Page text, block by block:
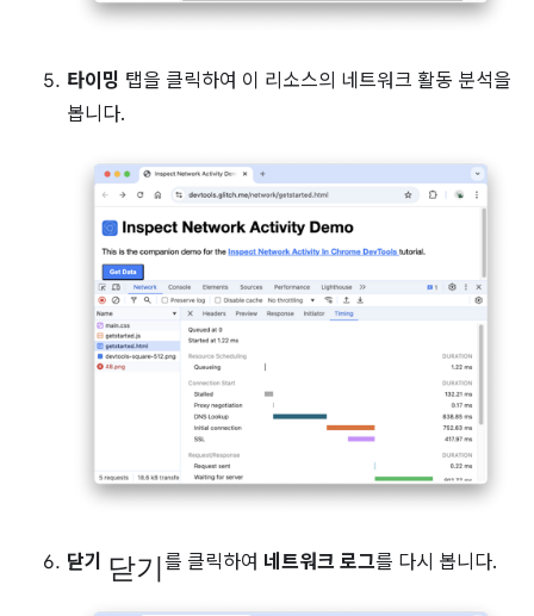
타이밍 탭을 클릭하여 이 리소스의 네트워크 활동 분석을
봅니다.
닫기 닫기를 클릭하여 네트워크 로그를 다시 봅니다.